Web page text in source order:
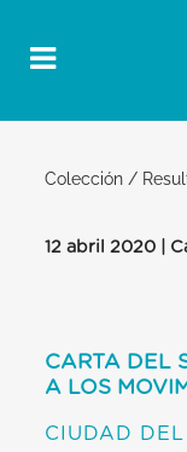
Colección /
12 abril 2020 |
CARTA DEL
A LOS
CIUDAD